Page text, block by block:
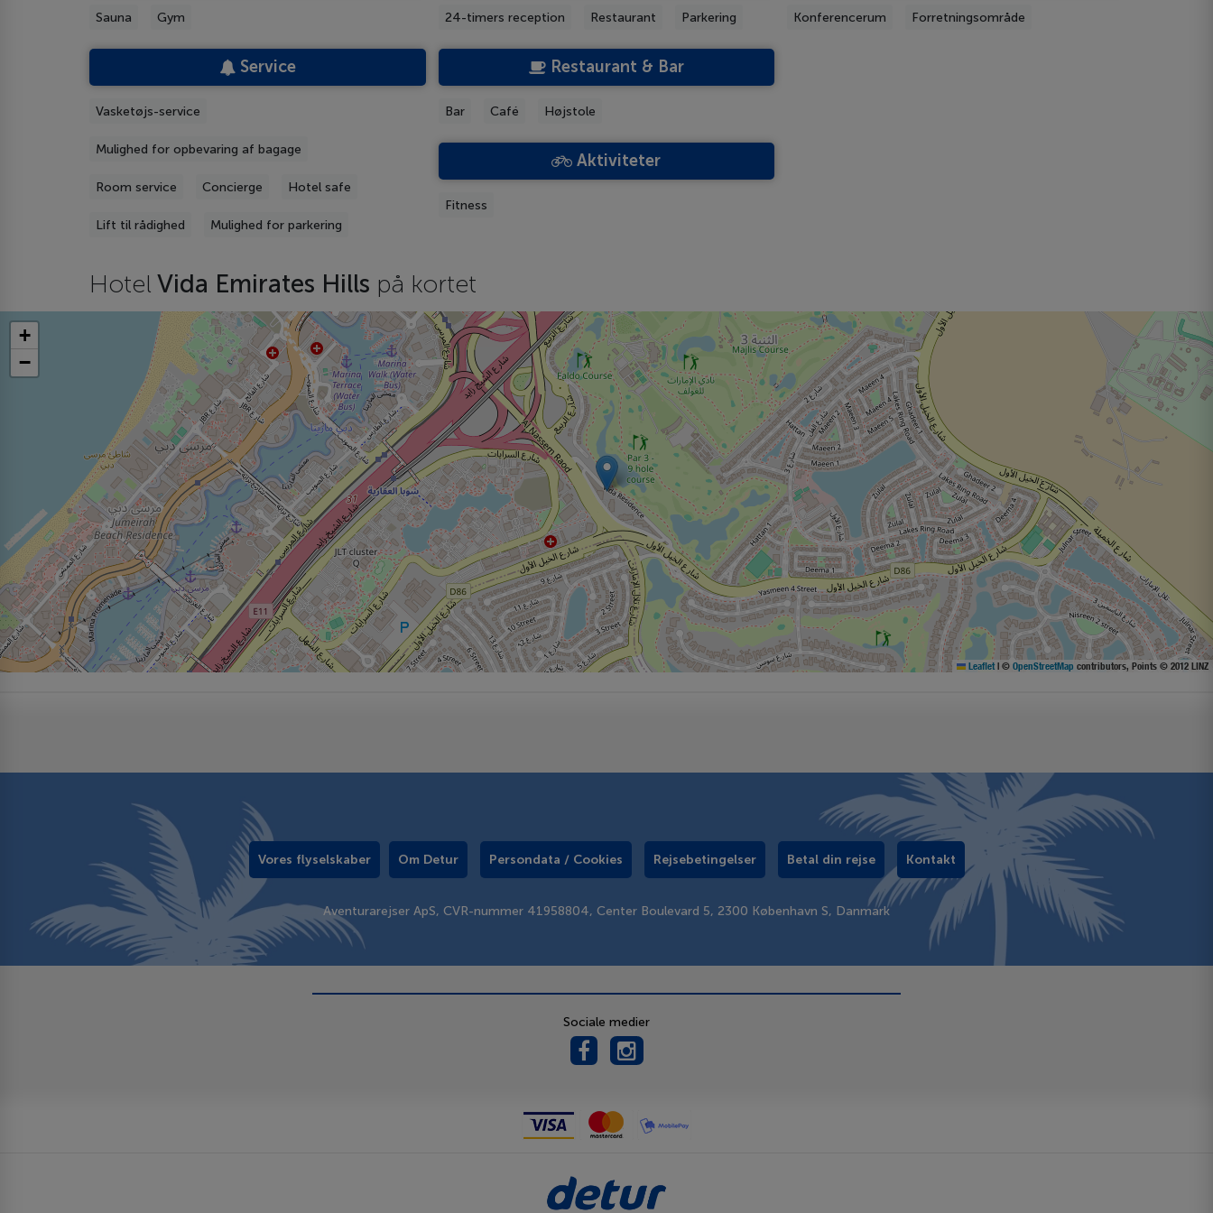
Sauna Gym
Service
Vasketøjs-service
Mulighed for opbevaring af bagage
Room service Concierge Hotel safe
Lift til rådighed Mulighed for parkering
24-timers reception Restaurant Parkering
Restaurant & Bar
Bar Café Højstole
Aktiviteter
Fitness
Konferencerum Forretningsområde
Hotel Vida Emirates Hills på kortet
+
−
Leaflet | © OpenStreetMap contributors, Points © 2012 LINZ
Vores flyselskaber Om Detur Persondata / Cookies Rejsebetingelser Betal din rejse Kontakt
Aventurarejser ApS, CVR-nummer 41958804, Center Boulevard 5, 2300 København S, Danmark
Sociale medier